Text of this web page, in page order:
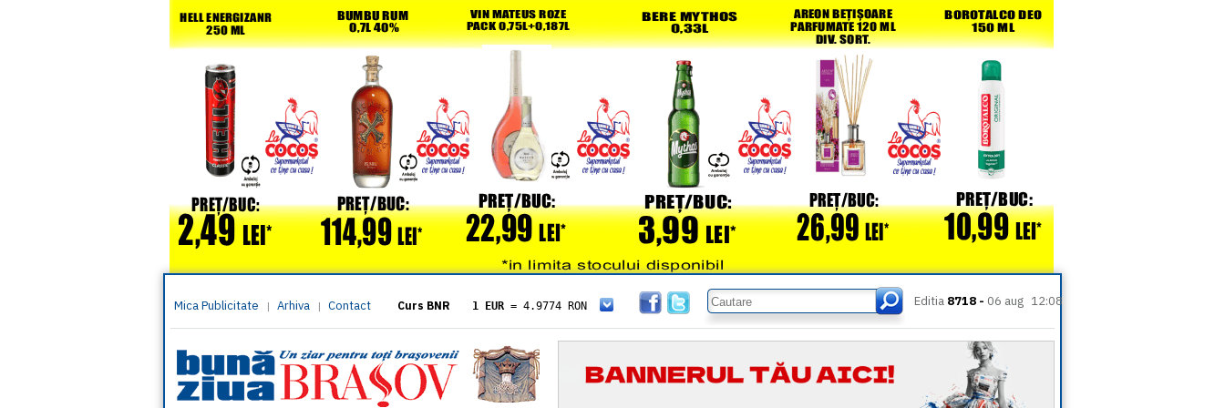
Mica Publicitate | Arhiva | Contact Curs BNR 1 EUR = 4.9774 RON
= 5.8304 RON
1 XAU= 464.4611 RON
1 AED= 1.1933 RON
1 AUD= 2.7957 RON
1 BGN= 2.5449 RON
Editia 8718 - 06 aug 12:08